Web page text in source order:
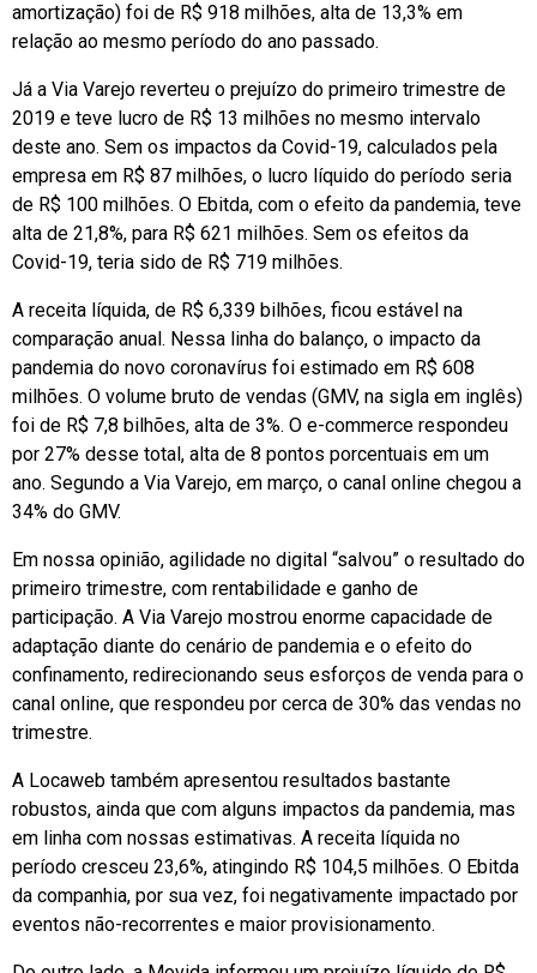
amortização) foi de R$ 918 milhões, alta de 13,3% em
relação ao mesmo período do ano passado.
Já a Via Varejo reverteu o prejuízo do primeiro trimestre de
2019 e teve lucro de R$ 13 milhões no mesmo intervalo
deste ano. Sem os impactos da Covid-19, calculados pela
empresa em R$ 87 milhões, o lucro líquido do período seria
de R$ 100 milhões. O Ebitda, com o efeito da pandemia, teve
alta de 21,8%, para R$ 621 milhões. Sem os efeitos da
Covid-19, teria sido de R$ 719 milhões.
A receita líquida, de R$ 6,339 bilhões, ficou estável na
comparação anual. Nessa linha do balanço, o impacto da
pandemia do novo coronavírus foi estimado em R$ 608
milhões. O volume bruto de vendas (GMV, na sigla em inglês)
foi de R$ 7,8 bilhões, alta de 3%. O e-commerce respondeu
por 27% desse total, alta de 8 pontos porcentuais em um
ano. Segundo a Via Varejo, em março, o canal online chegou a
34% do GMV.
Em nossa opinião, agilidade no digital “salvou” o resultado do
primeiro trimestre, com rentabilidade e ganho de
participação. A Via Varejo mostrou enorme capacidade de
adaptação diante do cenário de pandemia e o efeito do
confinamento, redirecionando seus esforços de venda para o
canal online, que respondeu por cerca de 30% das vendas no
trimestre.
A Locaweb também apresentou resultados bastante
robustos, ainda que com alguns impactos da pandemia, mas
em linha com nossas estimativas. A receita líquida no
período cresceu 23,6%, atingindo R$ 104,5 milhões. O Ebitda
da companhia, por sua vez, foi negativamente impactado por
eventos não-recorrentes e maior provisionamento.